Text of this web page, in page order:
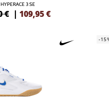
3 SE
€ | 109,95 €
-